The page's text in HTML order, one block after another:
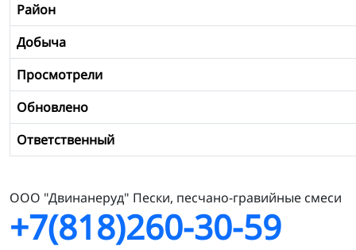
Район
Добыча
Просмотрели
Обновлено
Ответственный
ООО "Двинанеруд" Пески, песчано-гравийные смеси
+7(818)260-30-59